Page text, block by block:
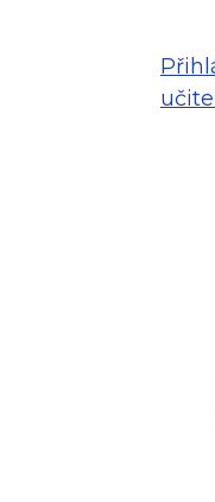
učitel